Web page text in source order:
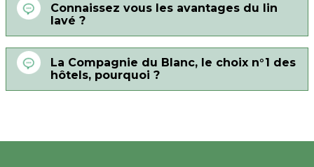
Connaissez vous les avantages du lin
lavé ?
La Compagnie du Blanc, le choix n°1 des
hôtels, pourquoi ?